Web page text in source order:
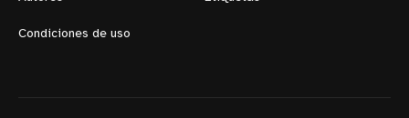
Condiciones de uso